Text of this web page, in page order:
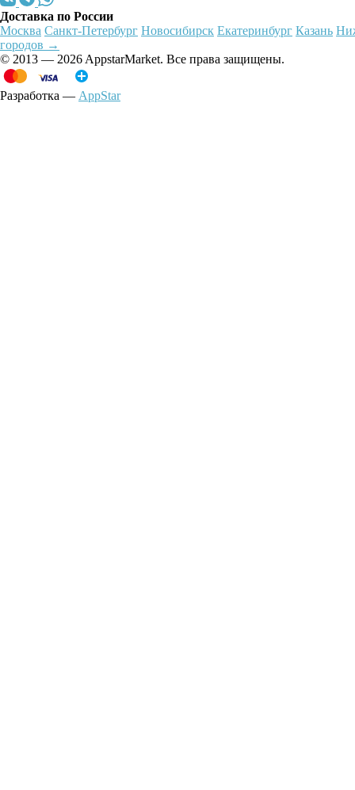
Доставка по России
Москва Санкт-Петербург Новосибирск Екатеринбург Казань
городов →
© 2013 — 2026 AppstarMarket. Все права защищены.
Разработка — AppStar